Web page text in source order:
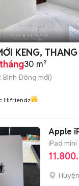
KENG,
30 m²
Bình Đông mới)
Hifriendz
Apple
iPad mini